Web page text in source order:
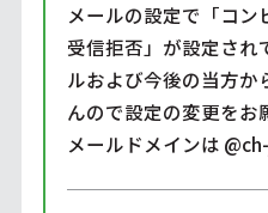
メールの設定で「コン
受信拒否」が設定され
ルおよび今後の当方か
んので設定の変更をお
メールドメインは @ch-